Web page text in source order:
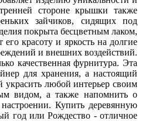
стороне крышки также
зайчиков, сидящих под
покрыта бесцветным лаком,
его красоту и яркость на долгие
и внешних воздействий.
качественная фурнитура. Эта
для хранения, а настоящий
украсить любой интерьер своим
видом, а также напомнить о
Купить деревянную
год или Рождество - отличное